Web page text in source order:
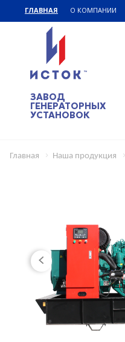
ГЛАВНАЯ О КОМПАНИИ
ЗАВОД
ГЕНЕРАТОРНЫХ
УСТАНОВОК
Главная Наша продукция